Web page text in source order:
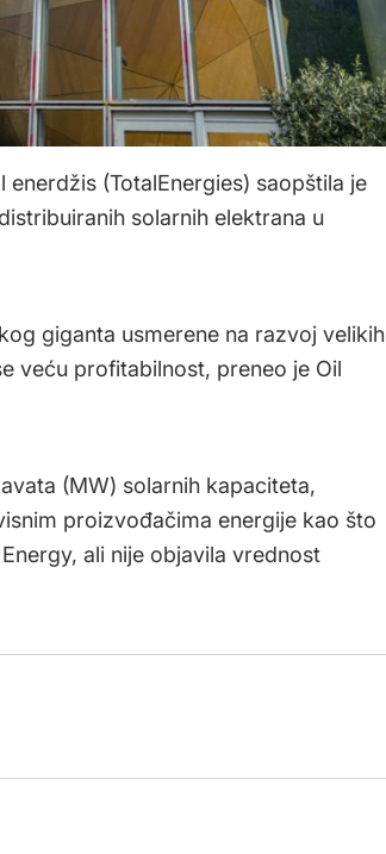
enerdžis (TotalEnergies) saopštila je
solarnih elektrana u
giganta usmerene na razvoj velikih
veću profitabilnost, preneo je Oil
(MW) solarnih kapaciteta,
proizvođačima energije kao što
ali nije objavila vrednost